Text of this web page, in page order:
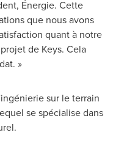
Énergie. Cette
que nous avons
quant à notre
de Keys. Cela
»
sur le terrain
se spécialise dans